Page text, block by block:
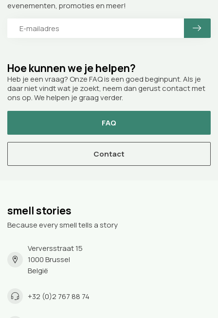
Hoe kunnen we je helpen?
Heb je een vraag? Onze FAQ is een goed beginpunt. Als je
daar niet vindt wat je zoekt, neem dan gerust contact met
ons op. We helpen je graag verder.
FAQ
Contact
evenementen, promoties en meer!
smell stories
Because every smell tells a story
Verversstraat 15
1000 Brussel
België
+32 (0)2 767 88 74